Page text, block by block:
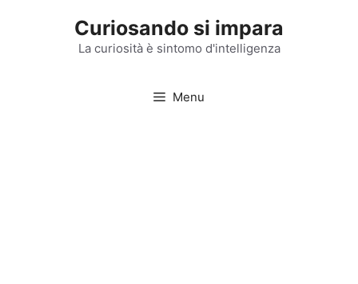
Curiosando si impara
La curiosità è sintomo d'intelligenza
Menu